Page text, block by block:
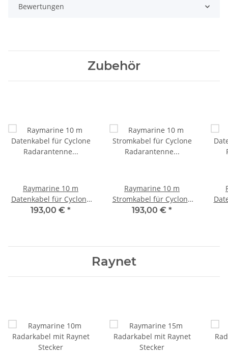
Bewertungen
Zubehör
Raymarine 10 m
Datenkabel für Cyclone
Radarantenne A80657
193,00 € *
Raymarine 10 m
Stromkabel für Cyclone
Radarantenne A80652
193,00 € *
Raynet